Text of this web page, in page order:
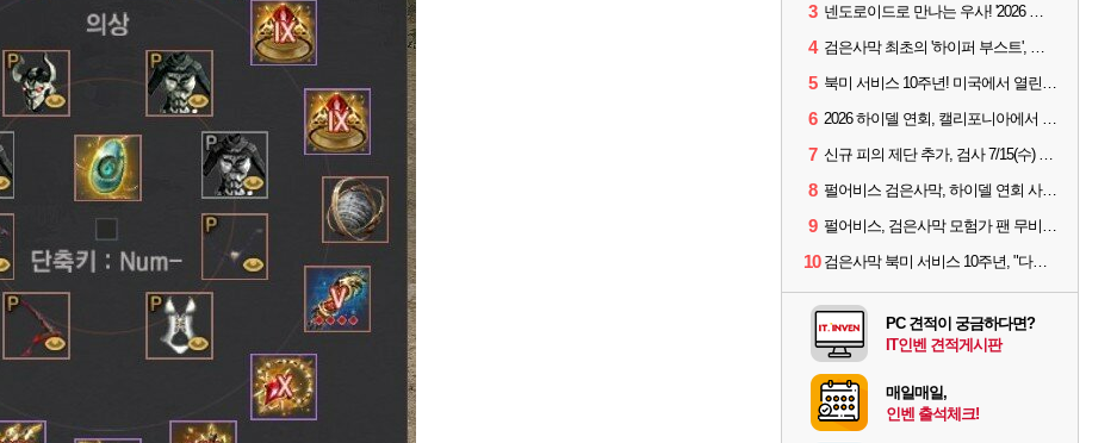
3 넨도로이드로 만나는 우사! '2026 하이델 연회' 막바지 깜짝 공개
4 검은사막 최초의 '하이퍼 부스트', 직접 해봤습니다
5 북미 서비스 10주년! 미국에서 열린 '검은사막 하이델 연회'
6 2026 하이델 연회, 캘리포니아에서 개최
7 신규 피의 제단 추가, 검사 7/15(수) 패치 핵심 정리
8 펄어비스 검은사막, 하이델 연회 사전 이벤트 시작
9 펄어비스, 검은사막 모험가 팬 무비 '마디걸스' 글로벌 상영회 개최
10 검은사막 북미 서비스 10주년, "다음 10년도 우리만의 액션으로"
PC 견적이 궁금하다면?
IT인벤 견적게시판
매일매일,
인벤 출석체크!